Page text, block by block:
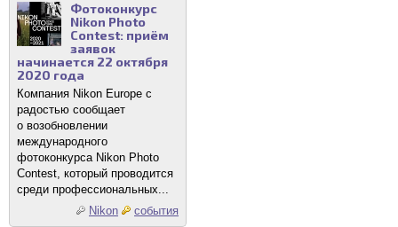
Фотоконкурс
Nikon Photo
Contest: приём
заявок
начинается 22 октября
2020 года
Компания Nikon Europe с
радостью сообщает
о возобновлении
международного
фотоконкурса Nikon Photo
Contest, который проводится
среди профессиональных...
Nikon
события